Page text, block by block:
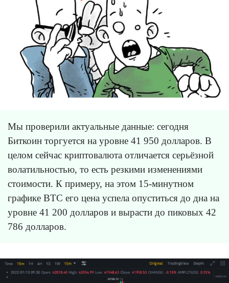
Мы проверили актуальные данные: сегодня
Биткоин торгуется на уровне 41 950 долларов. В
целом сейчас криптовалюта отличается серьёзной
волатильностью, то есть резкими изменениями
стоимости. К примеру, на этом 15-минутном
графике BTC его цена успела опуститься до дна на
уровне 41 200 долларов и вырасти до пиковых 42
786 долларов.